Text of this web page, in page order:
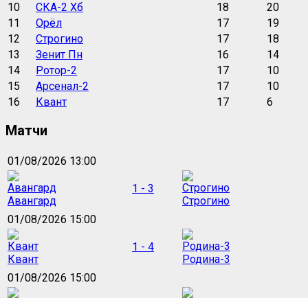
10
СКА-2 Хб 18
20
11
Орёл 17
19
12
Строгино 17
18
13
Зенит Пн 16
14
14
Ротор-2 17
10
15
Арсенал-2 17
10
16
Квант 17 6
Матчи
01/08/2026 13:00
Авангард
1 - 3
Строгино
01/08/2026 15:00
Квант
1 - 4
Родина-3
01/08/2026 15:00